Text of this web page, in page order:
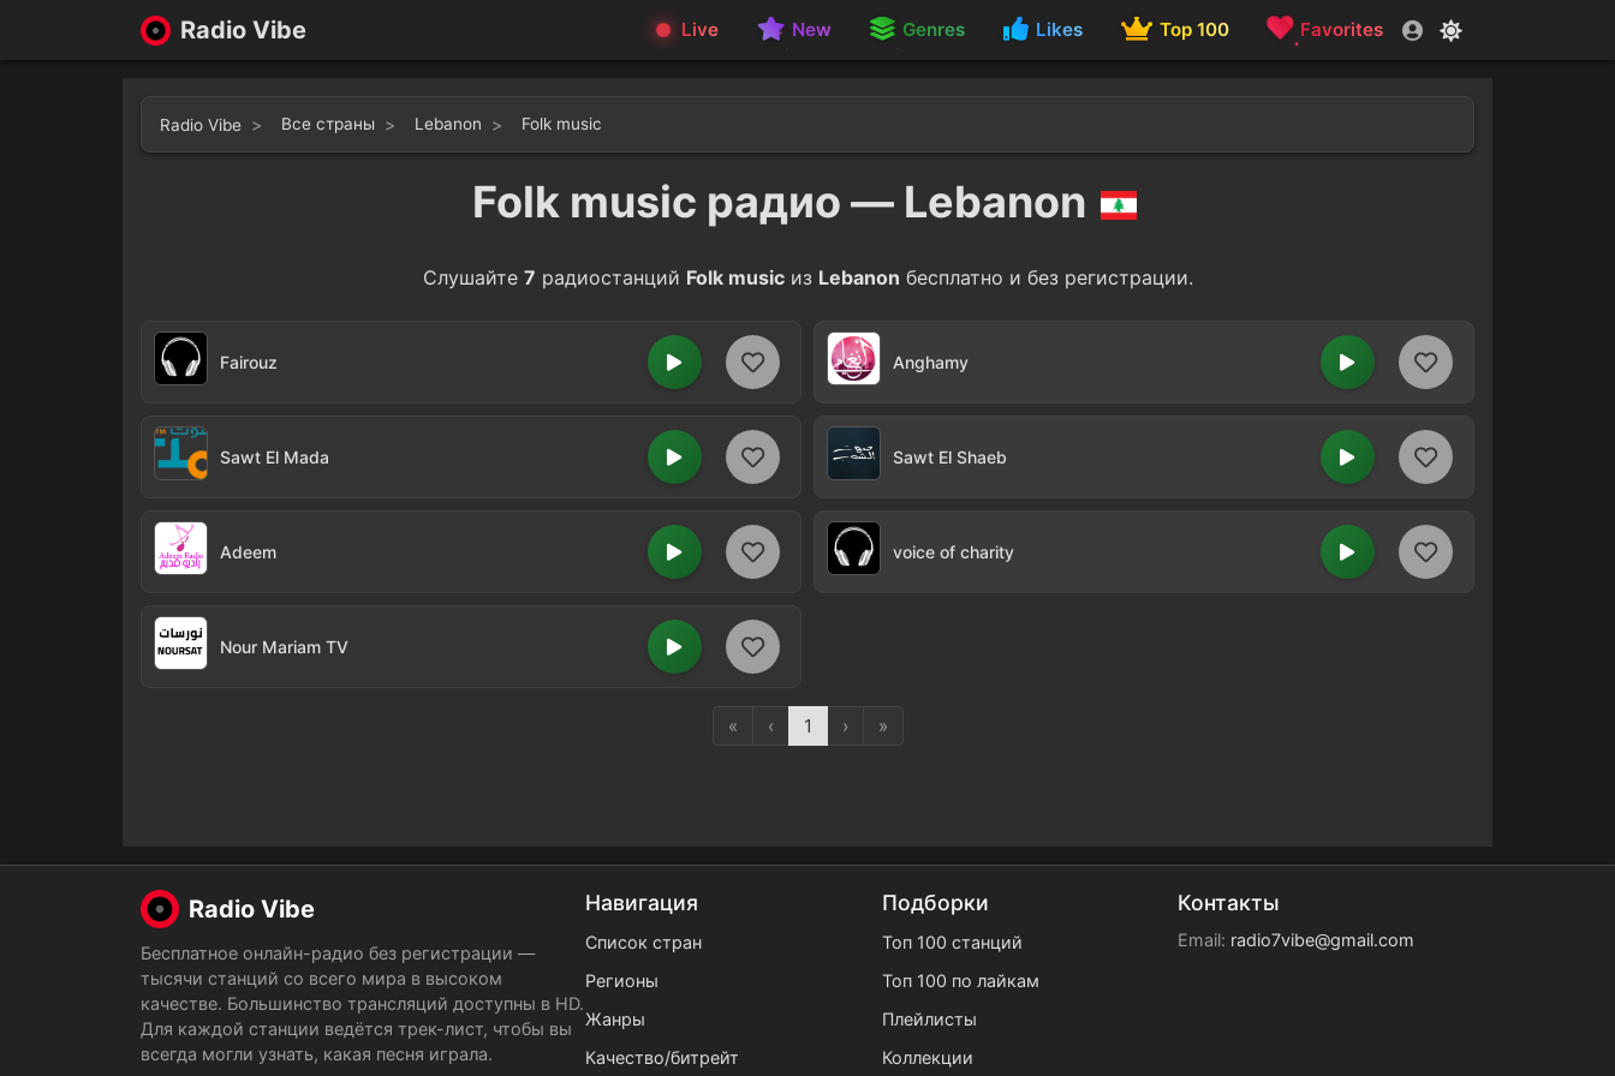
Radio Vibe Live New Genres Likes Top 100 Favorites
Radio Vibe Все страны Lebanon Folk music
Folk music радио — Lebanon
Слушайте 7 радиостанций Folk musicиз Lebanon бесплатно и без регистрации.
Fairouz Anghamy
Sawt El Mada Sawt El Shaeb
Adeem voice of charity
Nour Mariam TV
« ‹ 1 › »
Radio Vibe
Бесплатное онлайн-радио без регистрации —
тысячи станций со всего мира в высоком
качестве. Большинство трансляций доступны в HD.
Для каждой станции ведётся трек-лист, чтобы вы
всегда могли узнать, какая песня играла.
Навигация
Список стран
Регионы
Жанры
Качество/битрейт
Подборки
Топ 100 станций
Топ 100 по лайкам
Плейлисты
Коллекции
Контакты
Email: radio7vibe@gmail.com